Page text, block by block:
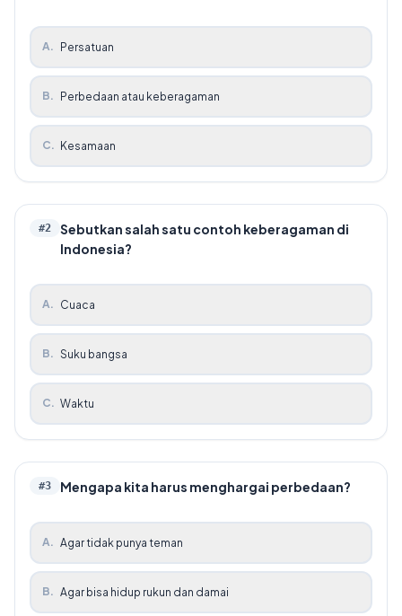
A. Persatuan
B. Perbedaan atau keberagaman
C. Kesamaan
#2
Sebutkan salah satu contoh keberagaman di
Indonesia?
A. Cuaca
B. Suku bangsa
C. Waktu
#3 Mengapa kita harus menghargai perbedaan?
A. Agar tidak punya teman
B. Agar bisa hidup rukun dan damai